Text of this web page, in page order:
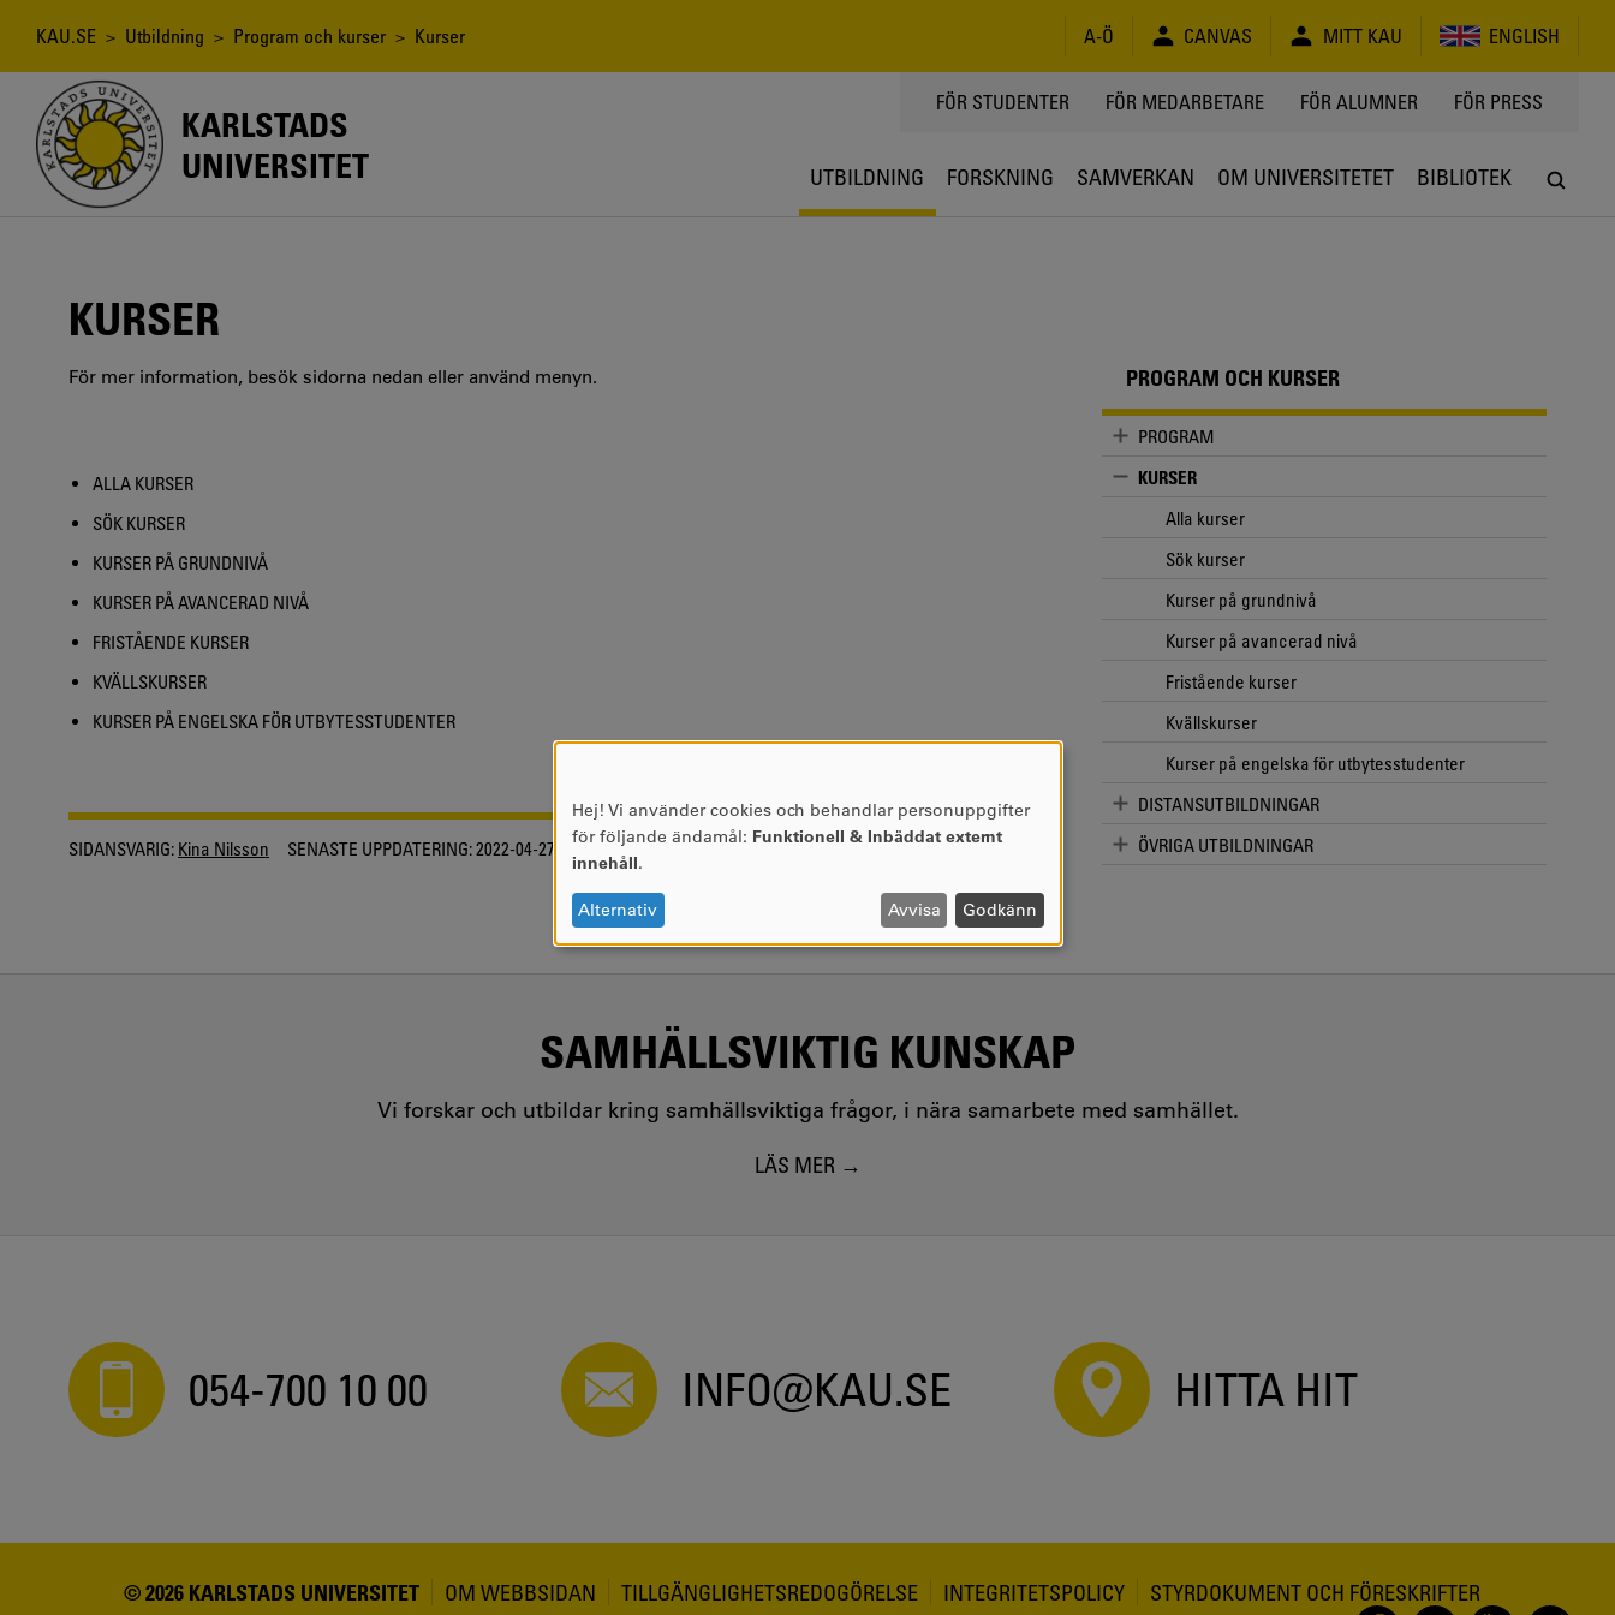
Länkstig
KAU.SE > Utbildning > Program och kurser > Kurser A-Ö CANVAS MITT KAU ENGLISH
KARLSTADS
UNIVERSITET
TOPPMENY
FÖR STUDENTER FÖR MEDARBETARE FÖR ALUMNER FÖR PRESS
UTBILDNING FORSKNING SAMVERKAN OM UNIVERSITETET BIBLIOTEK
KURSER
För mer information, besök sidorna nedan eller använd menyn.
ALLA KURSER
SÖK KURSER
KURSER PÅ GRUNDNIVÅ
KURSER PÅ AVANCERAD NIVÅ
FRISTÅENDE KURSER
KVÄLLSKURSER
KURSER PÅ ENGELSKA FÖR UTBYTESSTUDENTER
SIDANSVARIG: Kina Nilsson SENASTE UPPDATERING:2022-04-27
PROGRAM OCH KURSER
PROGRAM
KURSER
Alla kurser
Sök kurser
Kurser på grundnivå
Kurser på avancerad nivå
Fristående kurser
Kvällskurser
Kurser på engelska för utbytesstudenter
DISTANSUTBILDNINGAR
ÖVRIGA UTBILDNINGAR
SAMHÄLLSVIKTIG KUNSKAP
Vi forskar och utbildar kring samhällsviktiga frågor, i nära samarbete med samhället.
LÄS MER
054-700 10 00 INFO@KAU.SE HITTA HIT
© 2026 KARLSTADS UNIVERSITET OM WEBBSIDAN TILLGÄNGLIGHETSREDOGÖRELSE INTEGRITETSPOLICY STYRDOKUMENT OCH FÖRESKRIFTER
ANVÄNDNING
AV
OCH
COOKIES
Hej! Vi använder cookies och behandlar personuppgifter
för följande ändamål: Funktionell & Inbäddat externt
innehåll.
Alternativ Avvisa Godkänn